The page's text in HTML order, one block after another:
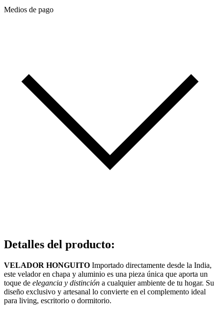
Medios de pago
Detalles del producto:
VELADOR HONGUITO Importado directamente desde la India,
este velador en chapa y aluminio es una pieza única que aporta un
toque de elegancia y distinción a cualquier ambiente de tu hogar. Su
diseño exclusivo y artesanal lo convierte en el complemento ideal
para living, escritorio o dormitorio.